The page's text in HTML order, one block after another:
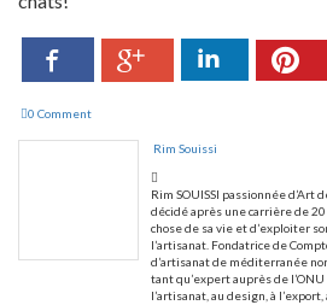
Facebook Google+ LinkedIn
0 Comment
Rim Souissi
Rim SOUISSI passionnée
décidé après une carrière de
chose de sa vie et d’exploiter
l’artisanat. Fondatrice de
d’artisanat de méditerranée
tant qu’expert auprès de
l’artisanat, au design, à